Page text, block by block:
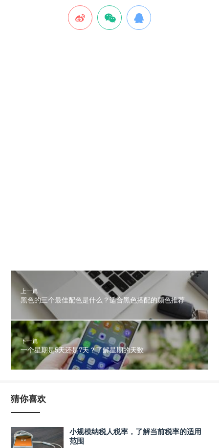
上一篇
黑色的三个最佳配色是什么？适合黑色搭配的颜色推荐
下一篇
一个星期是5天还是7天？了解星期的天数
猜你喜欢
小规模纳税人税率，了解当前税率的适用
范围